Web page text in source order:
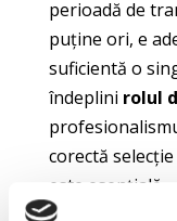
perioadă de
puține ori, e
suficientă o
îndeplini rolul
corectă
este esențială.